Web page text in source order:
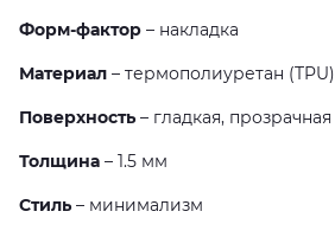
Форм-фактор – накладка
Материал – термополиуретан (TPU)
Поверхность – гладкая, прозрачная
Толщина – 1.5 мм
Стиль – минимализм